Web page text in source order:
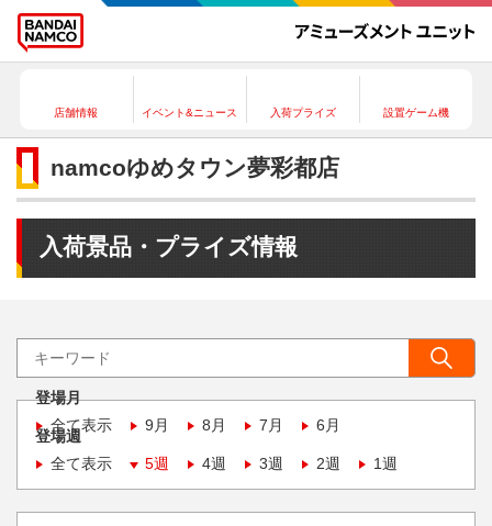
店舗情報 イベント&ニュース 入荷プライズ 設置ゲーム機
namcoゆめタウン夢彩都店
入荷景品・プライズ情報
登場月
全て表示
9月 8月 7月 6月
登場週
全て表示
5週 4週 3週 2週 1週